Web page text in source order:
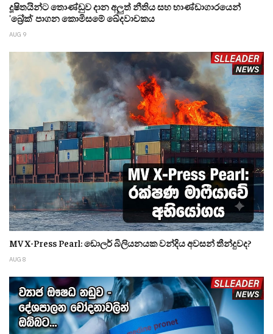
දූෂිතයින්ට තොණ්ඩුව දාන අලුත් නීතිය සහ භාණ්ඩාගාරයෙන්
'බ්‍රේක්' පාගන කොමිසමේ ඛේදවාචකය
AUG 9
MV X-Press Pearl: ඩොලර් බිලියනයක වන්දිය අවසන් තීන්දුවද?
AUG 8